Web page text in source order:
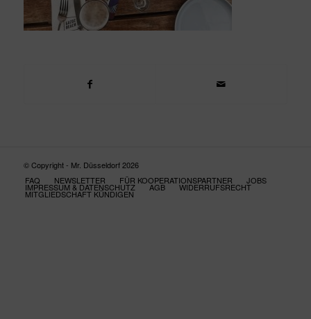
© Copyright - Mr. Düsseldorf 2026
FAQ
NEWSLETTER FÜR KOOPERATIONSPARTNER JOBS
IMPRESSUM & DATENSCHUTZ AGB WIDERRUFSRECHT
MITGLIEDSCHAFT KÜNDIGEN